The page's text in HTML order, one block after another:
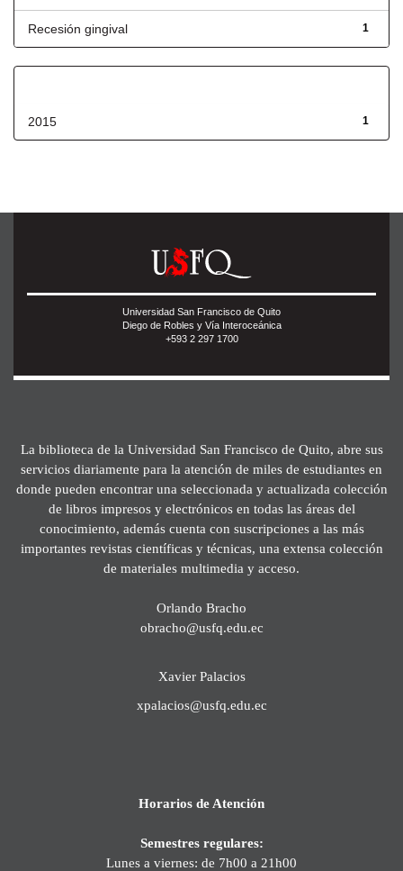
1
Recesión gingival
1
2015
Universidad San Francisco de Quito
Diego de Robles y Vía Interoceánica
+593 2 297 1700
La biblioteca de la Universidad San Francisco de Quito, abre sus
servicios diariamente para la atención de miles de estudiantes en
donde pueden encontrar una seleccionada y actualizada colección
de libros impresos y electrónicos en todas las áreas del
conocimiento, además cuenta con suscripciones a las más
importantes revistas científicas y técnicas, una extensa colección
de materiales multimedia y acceso.
Orlando Bracho
obracho@usfq.edu.ec
Xavier Palacios
xpalacios@usfq.edu.ec
Horarios de Atención
Semestres regulares:
Lunes a viernes: de 7h00 a 21h00